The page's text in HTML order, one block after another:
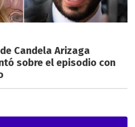
Candela Arizaga
sobre el episodio con